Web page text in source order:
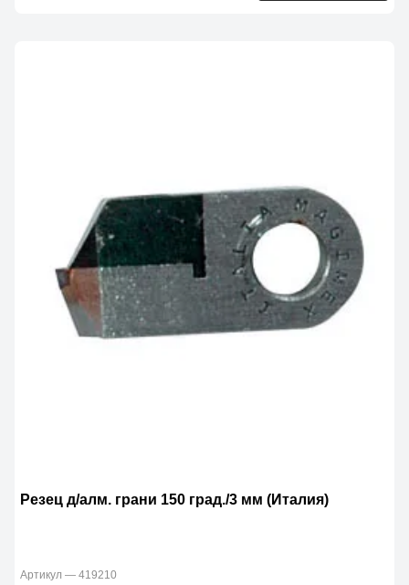
Резец д/алм. грани 150 град./3 мм (Италия)
Артикул — 419210